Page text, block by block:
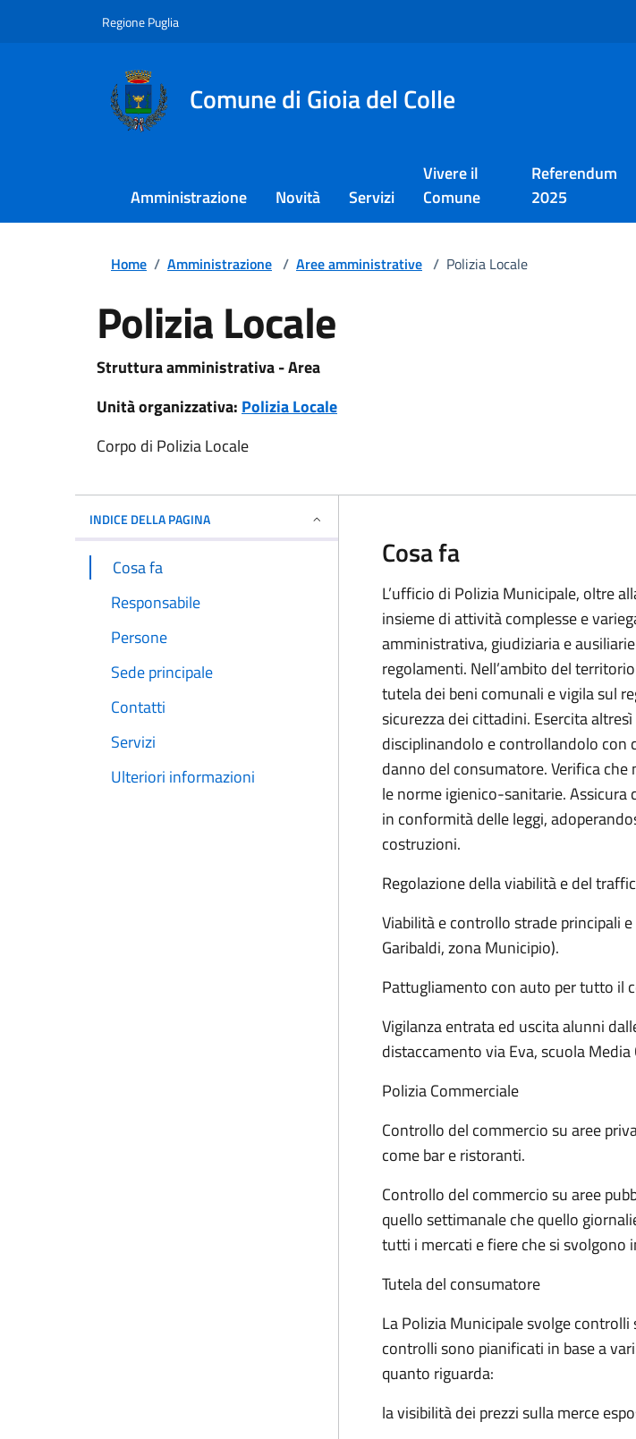
Regione Puglia
Comune di Gioia del Colle
Amministrazione Novità Servizi
Vivere il
Comune
Referendum
2025
Home / Amministrazione / Aree amministrative / Polizia Locale
Polizia Locale
Struttura amministrativa - Area
Unità organizzativa: Polizia Locale
Corpo di Polizia Locale
INDICE DELLA PAGINA
Cosa fa
Responsabile
Persone
Sede principale
Contatti
Servizi
Ulteriori informazioni
Cosa fa
L’ufficio di Polizia Municipale, oltre
insieme di attività complesse e
amministrativa, giudiziaria e
regolamenti. Nell’ambito del
tutela dei beni comunali e vigila sul
sicurezza dei cittadini. Esercita
disciplinandolo e controllandolo con
danno del consumatore. Verifica
le norme igienico-sanitarie.
in conformità delle leggi,
costruzioni.
Regolazione della viabilità e del
Viabilità e controllo strade principali
Garibaldi, zona Municipio).
Pattugliamento con auto per tutto il
Vigilanza entrata ed uscita alunni
distaccamento via Eva, scuola
Polizia Commerciale
Controllo del commercio su aree
come bar e ristoranti.
Controllo del commercio su aree
quello settimanale che quello
tutti i mercati e fiere che si svolgono
Tutela del consumatore
La Polizia Municipale svolge
controlli sono pianificati in base a
quanto riguarda:
la visibilità dei prezzi sulla merce